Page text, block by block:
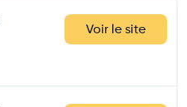
Voir le site